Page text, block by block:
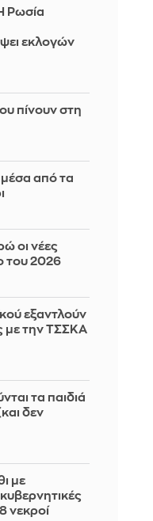
Ρωσία
εκλογών
πίνουν στη
από τα
οι νέες
του 2026
εξαντλούν
με την ΤΣΣΚΑ
τα παιδιά
δεν
με
νεκροί